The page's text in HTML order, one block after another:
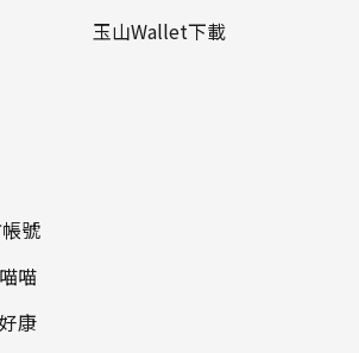
玉山Wallet下載
號
喵
康